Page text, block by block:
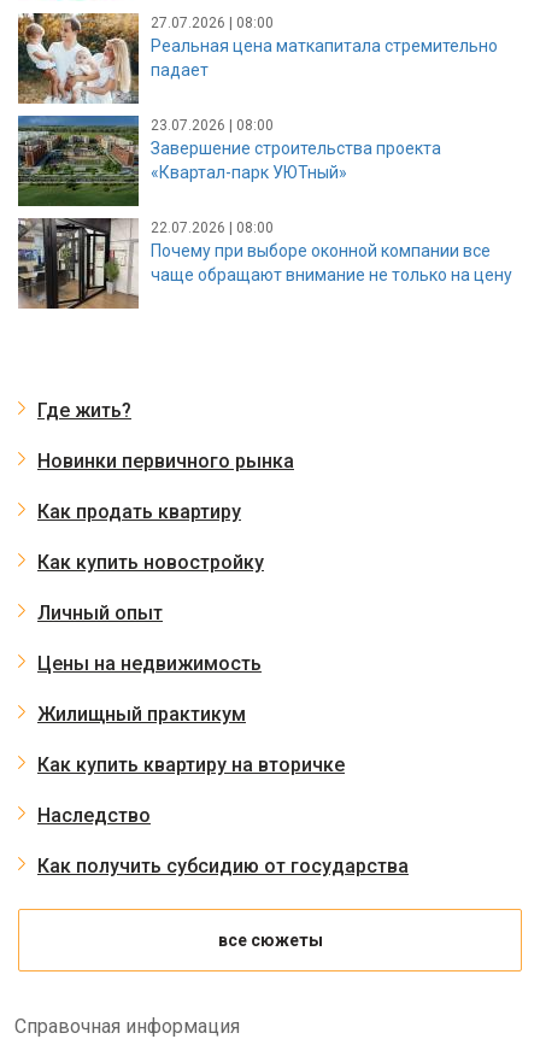
27.07.2026 | 08:00
Реальная цена маткапитала стремительно
падает
23.07.2026 | 08:00
Завершение строительства проекта
«Квартал-парк УЮТный»
22.07.2026 | 08:00
Почему при выборе оконной компании все
чаще обращают внимание не только на цену
Где жить?
Новинки первичного рынка
Как продать квартиру
Как купить новостройку
Личный опыт
Цены на недвижимость
Жилищный практикум
Как купить квартиру на вторичке
Наследство
Как получить субсидию от государства
все сюжеты
Справочная информация